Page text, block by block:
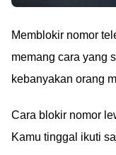
Memblokir nomor
memang cara yang
kebanyakan orang
Cara blokir nomor
Kamu tinggal ikuti